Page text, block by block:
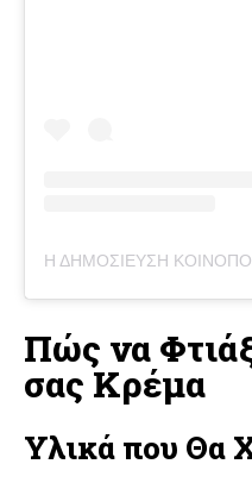
Πώς να
σας Κρέμα
Υλικά που Θα